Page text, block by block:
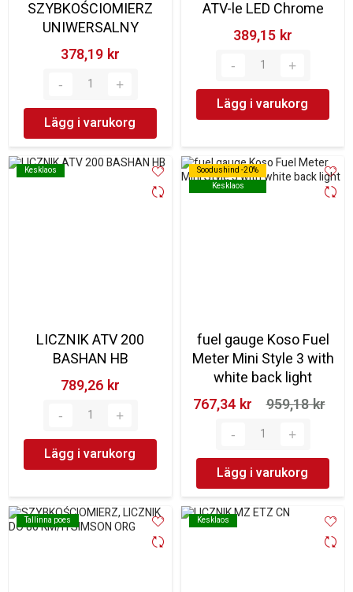
SZYBKOŚCIOMIERZ
UNIWERSALNY
378,19 kr‎
Lägg i varukorg
ATV-le LED Chrome
389,15 kr‎
Lägg i varukorg
Kesklaos
Kesklaos
LICZNIK ATV 200
BASHAN HB
789,26 kr‎
Lägg i varukorg
Soodushind -20%
Kesklaos
Soodushind -20%
Kesklaos
fuel gauge Koso Fuel
Meter Mini Style 3 with
white back light
767,34 kr‎
959,18 kr‎
Lägg i varukorg
Tallinna poes
Tallinna poes Kesklaos
Kesklaos